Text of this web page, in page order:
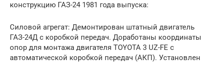
конструкцию ГАЗ-24 1981 года выпуска:
Силовой агрегат: Демонтирован штатный двигатель
ГАЗ-24Д с коробкой передач. Доработаны координаты
опор для монтажа двигателя TOYOTA 3 UZ-FE с
автоматической коробкой передач (АКП). Установлен